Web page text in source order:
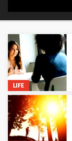
GEZONDHEID